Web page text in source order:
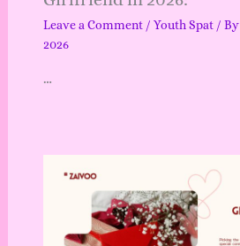
Leave a Comment / Youth Spat/ By
2026
…